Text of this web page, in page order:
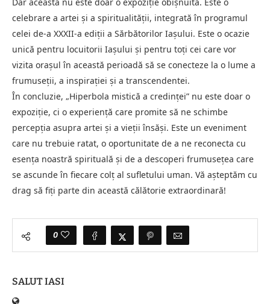
celebrare a artei și a spiritualității, integrată în programul
celei de-a XXXII-a ediții a Sărbătorilor Iașului. Este o ocazie
unică pentru locuitorii Iașului și pentru toți cei care vor
vizita orașul în această perioadă să se conecteze la o lume a
frumuseții, a inspirației și a transcendentei.
În concluzie, „Hiperbola mistică a credinței” nu este doar o
expoziție, ci o experiență care promite să ne schimbe
percepția asupra artei și a vieții însăși. Este un eveniment
care nu trebuie ratat, o oportunitate de a ne reconecta cu
esența noastră spirituală și de a descoperi frumusețea care
se ascunde în fiecare colț al sufletului uman. Vă așteptăm cu
drag să fiți parte din această călătorie extraordinară!
0
SALUT IASI